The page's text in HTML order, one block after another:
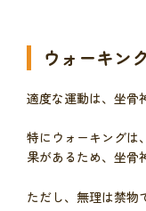
ウォーキン
適度な運動は、坐骨
特にウォーキングは
果があるため、坐骨
ただし、無理は禁物